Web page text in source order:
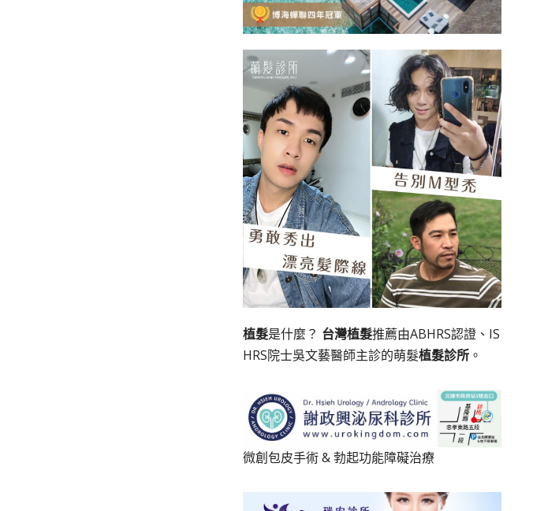
植髮是什麼？ 台灣植髮推薦由ABHRS認證、IS
HRS院士吳文藝醫師主診的萌髮植髮診所。
微創包皮手術&勃起功能障礙治療